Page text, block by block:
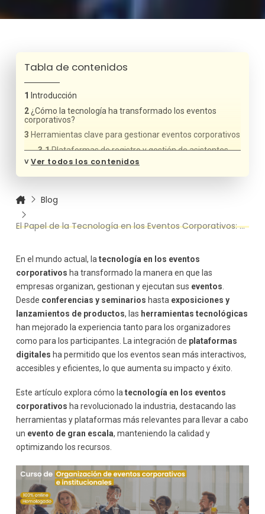
Tabla de contenidos
Introducción
¿Cómo la tecnología ha transformado los eventos
corporativos?
Herramientas clave para gestionar eventos corporativos
Plataformas de registro y gestión de asistentes
Aplicaciones móviles para eventos
Plataformas de videoconferencias y eventos
Herramientas de networking y matchmaking
Desafíos en la implementación de la tecnología en los
Costos
Capacitación del personal
Problemas técnicos
˅Ver todos los contenidos
Blog
El Papel de la Tecnología en los Eventos Corporativos: Herramientas y Plataformas
En el mundo actual, la tecnología en los eventos
corporativos ha transformado la manera en que las
empresas organizan, gestionan y ejecutan sus eventos
Desde conferencias y seminarios hasta exposiciones y
lanzamientos de productos, las herramientas tecnológicas
han mejorado la experiencia tanto para los organizadores
como para los participantes. La integración de plataformas
digitales ha permitido que los eventos sean más interactivos,
accesibles y eficientes, lo que aumenta su impacto y éxito.
Este artículo explora cómo latecnología en los eventos
corporativos ha revolucionado la industria, destacando las
herramientas y plataformas más relevantes para llevar a cabo
un evento de gran escala, manteniendo la calidad y
optimizando los recursos.